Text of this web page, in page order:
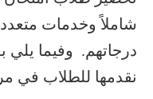
شاملاً وخدمات
درجاتهم. وفيما يلي
نقدمها للطلاب في